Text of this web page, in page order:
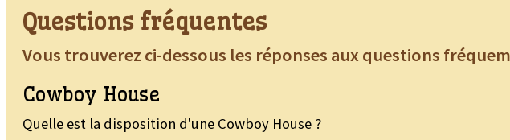
Questions fréquentes
Vous trouverez ci-dessous les réponses aux questions
Cowboy House
Quelle est la disposition d'une Cowboy House ?